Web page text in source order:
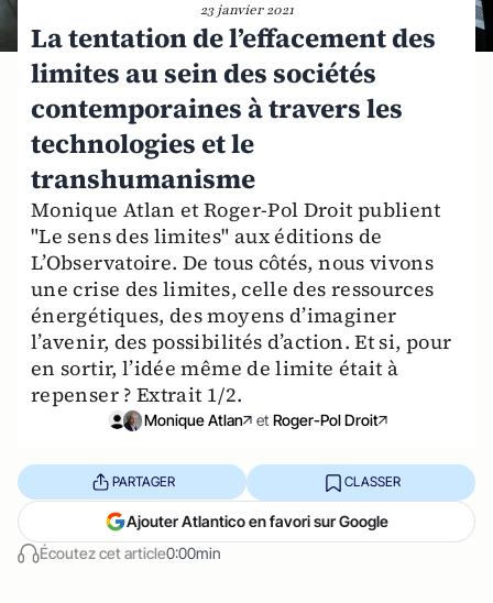
23 janvier 2021
La tentation de l’effacement des
limites au sein des sociétés
contemporaines à travers les
technologies et le
transhumanisme
Monique Atlan et Roger-Pol Droit publient
"Le sens des limites" aux éditions de
L’Observatoire. De tous côtés, nous vivons
une crise des limites, celle des ressources
énergétiques, des moyens d’imaginer
l’avenir, des possibilités d’action. Et si, pour
en sortir, l’idée même de limite était à
repenser ? Extrait 1/2.
Monique Atlan et Roger-Pol Droit
Écoutez cet article0:00min
PARTAGER CLASSER
Ajouter Atlantico en favori sur Google